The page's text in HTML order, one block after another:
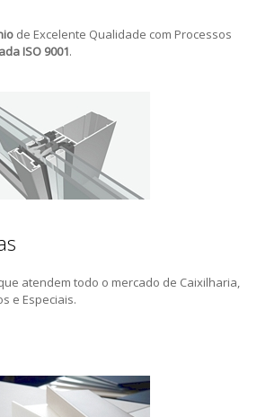
de Excelente Qualidade com Processos
ISO 9001.
atendem todo o mercado de Caixilharia,
e Especiais.